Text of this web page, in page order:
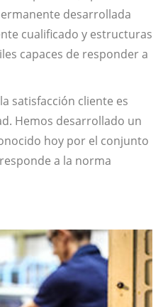
desarrollada
cualificado y estructuras
capaces de responder a
satisfacción cliente es
Hemos desarrollado un
hoy por el conjunto
a la norma